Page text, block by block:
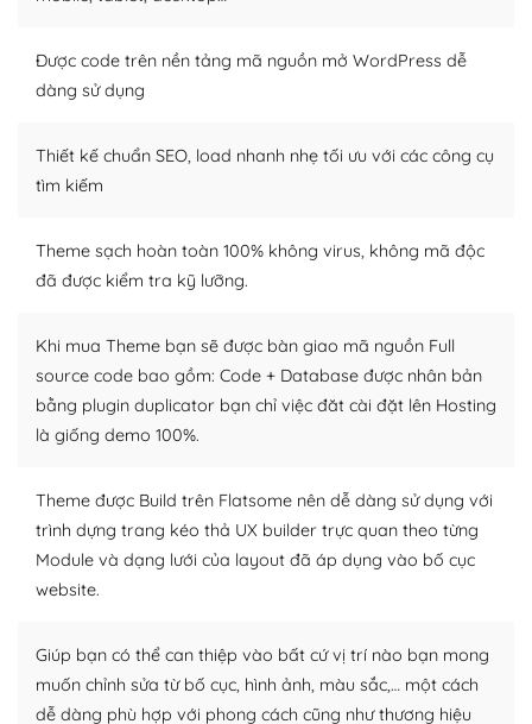
thiết kế tốt, bạn có thể tự sửa đổi. Nếu không bạn có thể
tìm kiếm chúng trên Internet hoặc nhờ chuyên gia.
Dễ dàng tùy chỉnh trên WordPress
WordPress là nơi lưu trữ cho một diễn đàn cộng đồng
khổng lồ được kiểm duyệt bởi các nhân viên và những
Nếu bạn gặp khó khăn, bạn có thể lên mạng và tìm
kiếm những cộng đồng WordPress, họ sẽ giúp bạn trả
lời, giải đáp vấn đề của bạn.
– Đa dạng plugin và themes
Plugin mở rộng là thành phần cài đặt thêm vào
WordPress để tăng thêm các tính năng cần thiết. Có
Nhờ lượng người dùng đông đảo, thư viện themes và
plugin của WordPress rất phong phú. Bạn có thể thỏa
Được code trên nền tảng mã nguồn mở WordPress dễ
dàng sử dụng
Thiết kế chuẩn SEO, load nhanh nhẹ tối ưu với các công cụ
tìm kiếm
Theme sạch hoàn toàn 100% không virus, không mã độc
đã được kiểm tra kỹ lưỡng.
Khi mua Theme bạn sẽ được bàn giao mã nguồn Full
source code bao gồm: Code + Database được nhân bản
bằng plugin duplicator bạn chỉ việc đăt cài đặt lên Hosting
là giống demo 100%.
Theme được Build trên Flatsome nên dễ dàng sử dụng với
trình dựng trang kéo thả UX builder trực quan theo từng
Module và dạng lưới của layout đã áp dụng vào bố cục
website.
Giúp bạn có thể can thiệp vào bất cứ vị trí nào bạn mong
muốn chỉnh sửa từ bố cục, hình ảnh, màu sắc,… một cách
dễ dàng phù hợp với phong cách cũng như thương hiệu